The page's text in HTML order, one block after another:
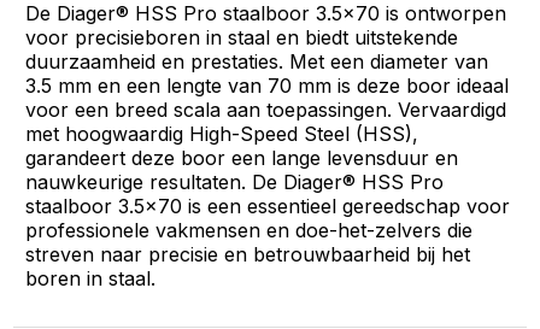
De Diager® HSS Pro staalboor 3.5x70 is ontworpen
voor precisieboren in staal en biedt uitstekende
duurzaamheid en prestaties. Met een diameter van
3.5 mm en een lengte van 70 mm is deze boor ideaal
voor een breed scala aan toepassingen. Vervaardigd
met hoogwaardig High-Speed Steel (HSS),
garandeert deze boor een lange levensduur en
nauwkeurige resultaten. De Diager® HSS Pro
staalboor 3.5x70 is een essentieel gereedschap voor
professionele vakmensen en doe-het-zelvers die
streven naar precisie en betrouwbaarheid bij het
boren in staal.